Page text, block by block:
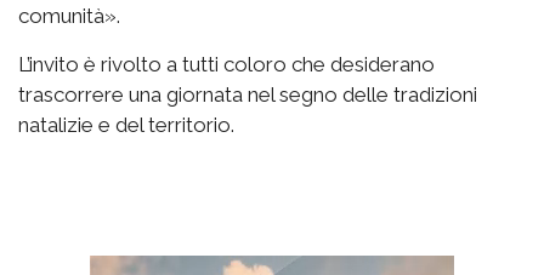
comunità».
L’invito è rivolto a tutti coloro che desiderano
trascorrere una giornata nel segno delle tradizioni
natalizie e del territorio.